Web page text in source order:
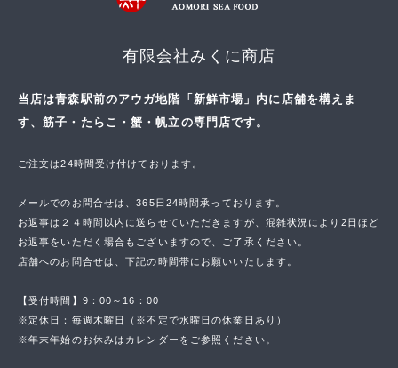
有限会社みくに商店
当店は青森駅前のアウガ地階「新鮮市場」内に店舗を構えま
す、筋子・たらこ・蟹・帆立の専門店です。
ご注文は24時間受け付けております。
メールでのお問合せは、365日24時間承っております。
お返事は２４時間以内に送らせていただきますが、混雑状況により2日ほど
お返事をいただく場合もございますので、ご了承ください。
店舗へのお問合せは、下記の時間帯にお願いいたします。
【受付時間】9：00～16：00
※定休日：毎週木曜日（※不定で水曜日の休業日あり）
※年末年始のお休みはカレンダーをご参照ください。